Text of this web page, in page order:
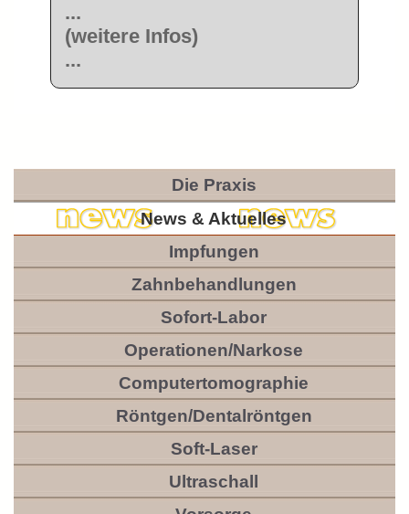
...
(weitere Infos)
...
Die Praxis
News & Aktuelles
Impfungen
Zahnbehandlungen
Sofort-Labor
Operationen/Narkose
Computertomographie
Röntgen/Dentalröntgen
Soft-Laser
Ultraschall